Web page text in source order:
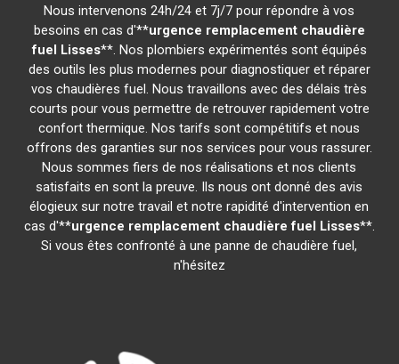
Nous intervenons 24h/24 et 7j/7 pour répondre à vos
besoins en cas d'**urgence remplacement chaudière
fuel Lisses**. Nos plombiers expérimentés sont équipés
des outils les plus modernes pour diagnostiquer et réparer
vos chaudières fuel. Nous travaillons avec des délais très
courts pour vous permettre de retrouver rapidement votre
confort thermique. Nos tarifs sont compétitifs et nous
offrons des garanties sur nos services pour vous rassurer.
Nous sommes fiers de nos réalisations et nos clients
satisfaits en sont la preuve. Ils nous ont donné des avis
élogieux sur notre travail et notre rapidité d'intervention en
cas d'**urgence remplacement chaudière fuel Lisses**.
Si vous êtes confronté à une panne de chaudière fuel,
n'hésitez